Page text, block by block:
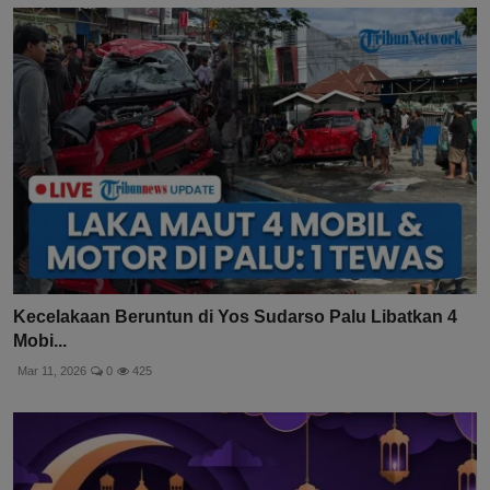
Kecelakaan Beruntun di Yos Sudarso Palu Libatkan 4
Mobi...
Mar 11, 2026 0 425